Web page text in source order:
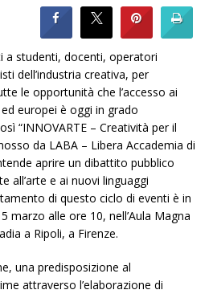
a studenti, docenti, operatori
dell’industria creativa, per
le opportunità che l’accesso ai
europei è oggi in grado
“INNOVARTE – Creatività per il
da LABA – Libera Accademia di
aprire un dibattito pubblico
all’arte e ai nuovi linguaggi
di questo ciclo di eventi è in
marzo alle ore 10, nell’Aula Magna
a Ripoli, a Firenze.
una predisposizione al
attraverso l’elaborazione di